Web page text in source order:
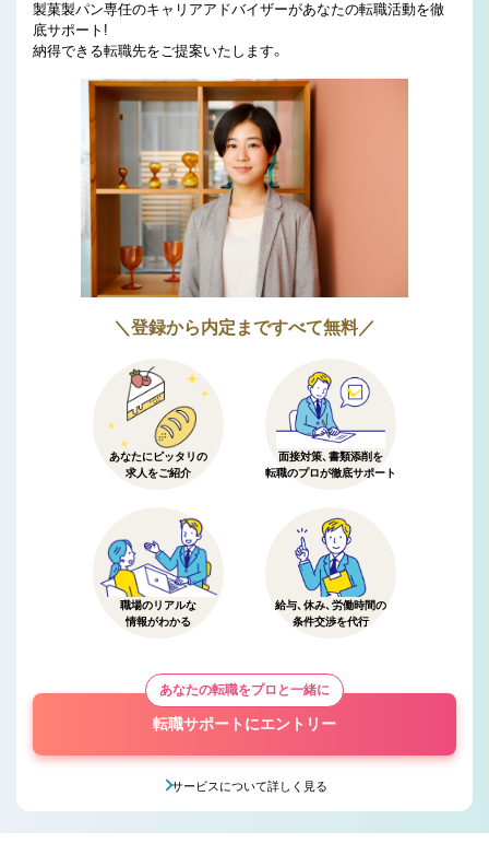
製菓製パン専任のキャリアアドバイザーがあなたの転職活動を徹
底サポート!
納得できる転職先をご提案いたします。
＼登録から内定まですべて無料／
あなたにピッタリの
求人をご紹介
面接対策、書類添削を
転職のプロが徹底サポート
職場のリアルな
情報がわかる
給与、休み、労働時間の
条件交渉を代行
あなたの転職をプロと一緒に
転職サポートにエントリー
サービスについて詳しく見る